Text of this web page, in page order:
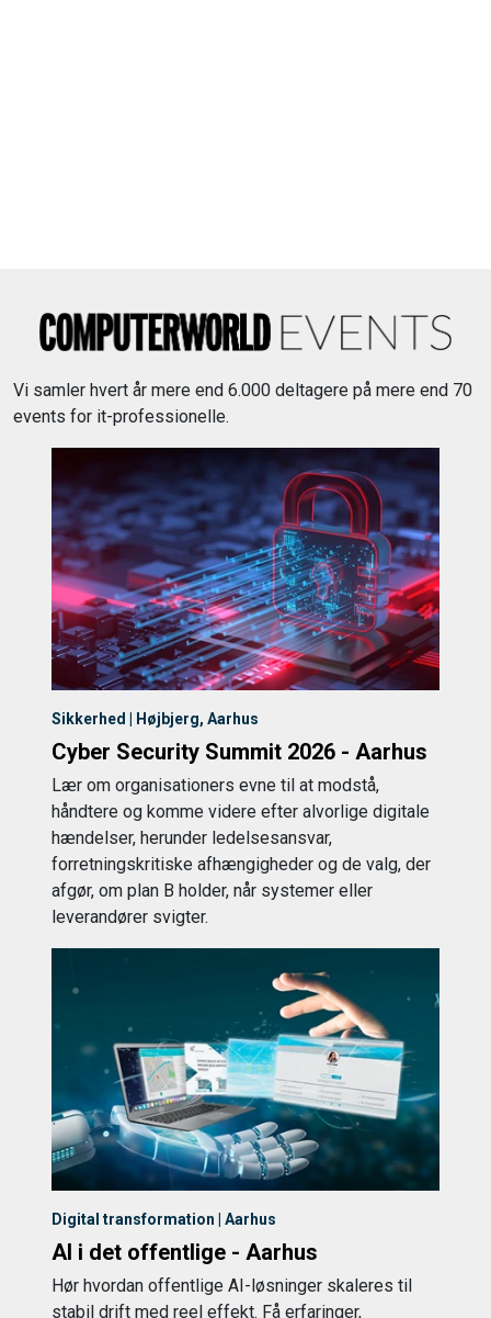
Vi samler hvert år mere end 6.000 deltagere på mere end 70
events for it-professionelle.
Sikkerhed | Højbjerg, Aarhus
Cyber Security Summit 2026 - Aarhus
Lær om organisationers evne til at modstå,
håndtere og komme videre efter alvorlige digitale
hændelser, herunder ledelsesansvar,
forretningskritiske afhængigheder og de valg, der
afgør, om plan B holder, når systemer eller
leverandører svigter.
Digital transformation | Aarhus
AI i det offentlige - Aarhus
Hør hvordan offentlige AI-løsninger skaleres til
stabil drift med reel effekt. Få erfaringer,